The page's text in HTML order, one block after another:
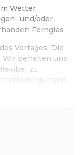
Wetter
und/oder
Fernglas
Vortages. Die
Wir behalten uns
zu